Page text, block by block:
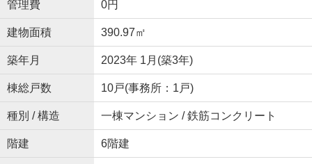
管理費 0円
建物面積 390.97㎡
築年月 2023年 1月(築3年)
棟総戸数 10戸(事務所：1戸)
種別 / 構造 一棟マンション / 鉄筋コンクリート
階建 6階建